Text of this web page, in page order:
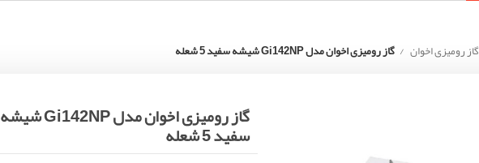
گاز رومیزی اخوان گاز رومیزی اخوان مدل Gi142NP شیشه سفید 5 شعله
گاز رومیزی اخوان مدل Gi142NP شیشه
سفید 5 شعله